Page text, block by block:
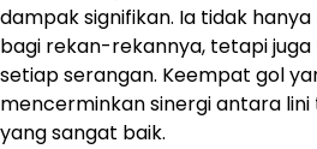
dampak signifikan. Ia tidak
bagi rekan-rekannya, tetapi
setiap serangan. Keempat gol
mencerminkan sinergi antara
yang sangat baik.